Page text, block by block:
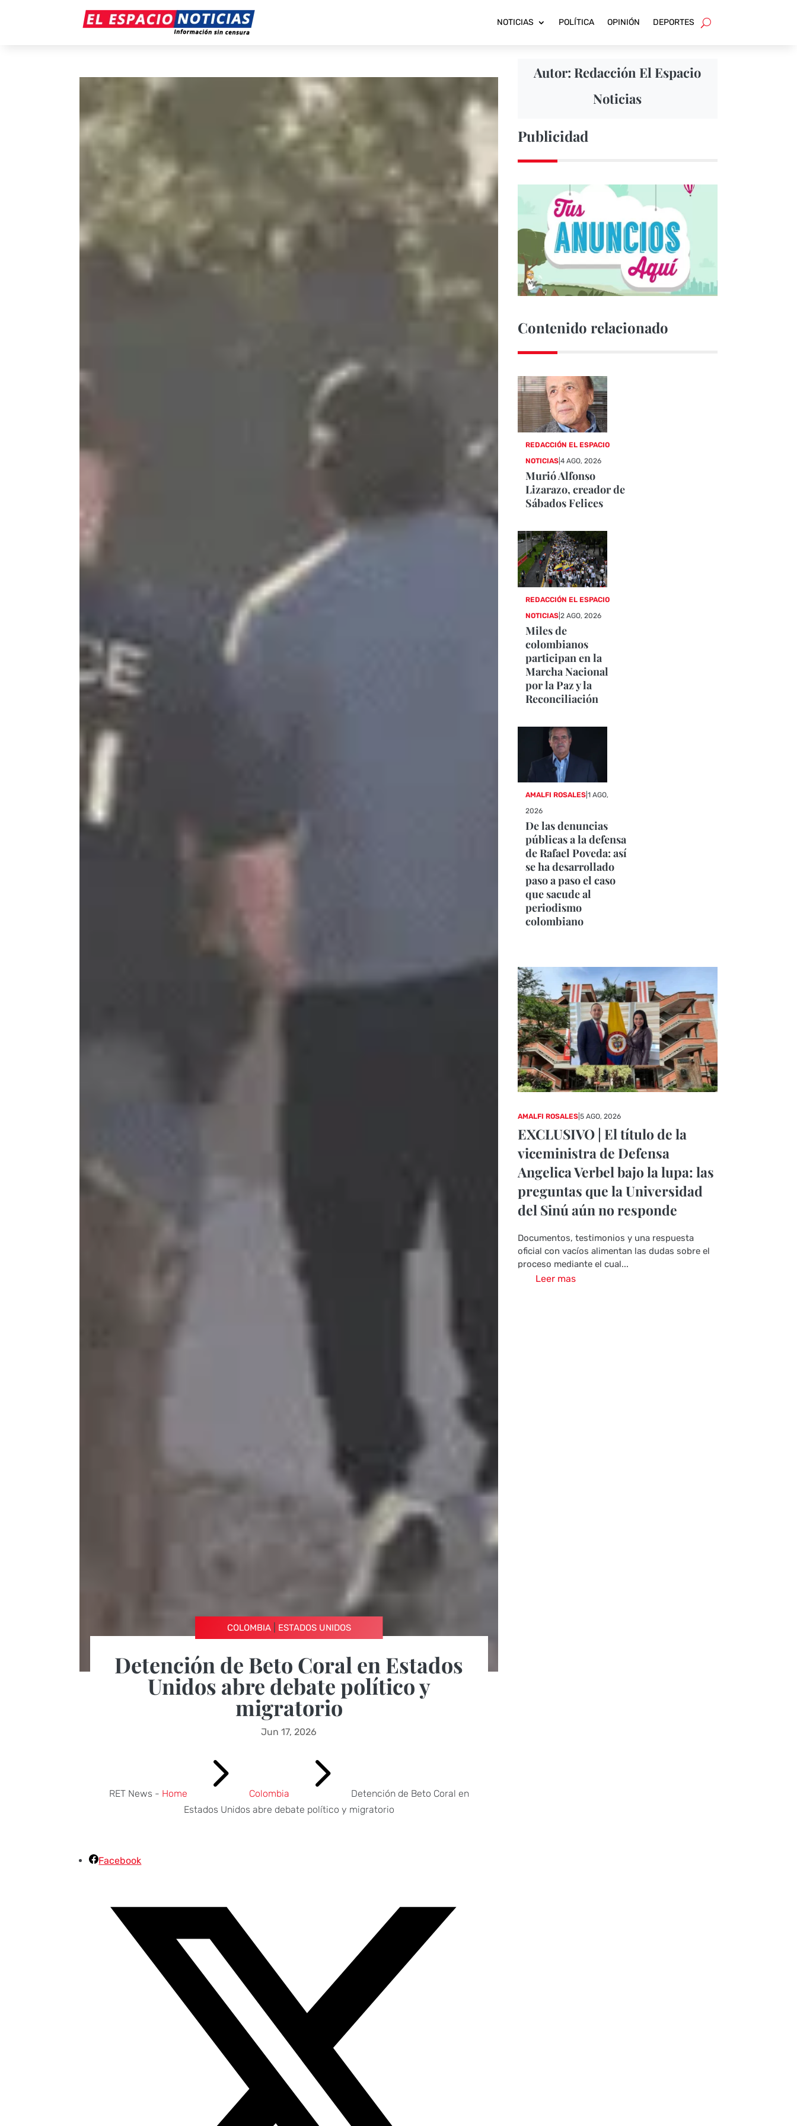
NOTICIAS POLÍTICA OPINIÓN DEPORTES
COLOMBIA| ESTADOS UNIDOS
Detención de Beto Coral en Estados
Unidos abre debate político y
migratorio
Jun 17, 2026
RET News - Home 5 Colombia 5
Detención de Beto Coral en
Estados Unidos abre debate político y migratorio
Facebook
Autor: Redacción El Espacio
Noticias
Publicidad
Contenido relacionado
REDACCIÓN EL ESPACIO
NOTICIAS |4 AGO, 2026
Murió Alfonso
Lizarazo, creador de
Sábados Felices
REDACCIÓN EL ESPACIO
NOTICIAS |2 AGO, 2026
Miles de
colombianos
participan en la
Marcha Nacional
por la Paz y la
Reconciliación
AMALFI ROSALES |1 AGO,
2026
De las denuncias
públicas a la defensa
de Rafael Poveda: así
se ha desarrollado
paso a paso el caso
que sacude al
periodismo
colombiano
AMALFI ROSALES| 5 AGO, 2026
EXCLUSIVO | El título de la
viceministra de Defensa
Angelica Verbel bajo la lupa: las
preguntas que la Universidad
del Sinú aún no responde
Documentos, testimonios y una respuesta
oficial con vacíos alimentan las dudas sobre el
proceso mediante el cual...
Leer mas